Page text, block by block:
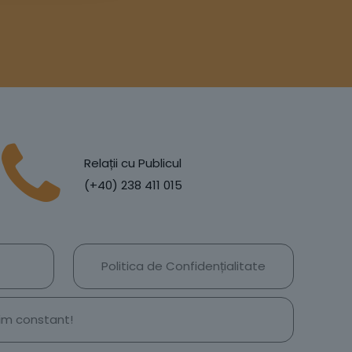
Relații cu Publicul
(+40) 238 411 015
Politica de Confidențialitate
constant!